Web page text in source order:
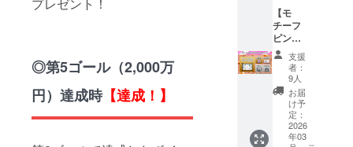
◎第5ゴール（2,000万
円）達成時【達成！】
イトへ
掲載を
希望す
るお名
前を備
考欄に
入力し
てくだ
さい。
掲載を
希望さ
ます。
ださ
い。入
力内容
をその
まま掲
載いた
します
ので、
お名前
以外は
入力し
力のお
礼とし
てBlu-
ray内で
本編映
像とは
別途で
お名前
を掲載
させて
いただ
リター
ン内容
1.【配
送】ボ
イファ
ン2025
ライブT
シャツ
（カ
ラー：
黒/※予
定、サ
A2布タ
ペスト
リー＋
レプリ
カチ
ケット
がリ
ターン
として
手に入
るコー
【モ
チーフ
ピンズ
＆アク
リルブ
ロック
コー
ス】 ☆
プラン
概要 ボ
イファ
支援
者：
9人
お届
け予
定：
2026
年03